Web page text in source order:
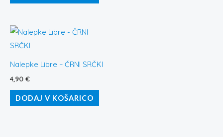
Nalepke Libre – ČRNI SRČKI
4,90 €
DODAJ V KOŠARICO